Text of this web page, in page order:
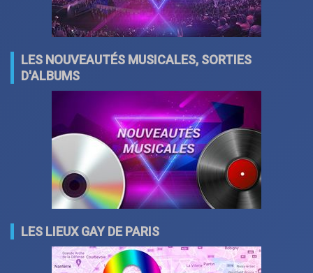
LES NOUVEAUTÉS MUSICALES, SORTIES
D'ALBUMS
LES LIEUX GAY DE PARIS